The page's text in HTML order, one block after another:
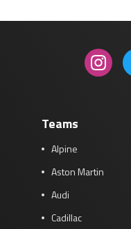
Teams
Alpine
Aston Martin
Audi
Cadillac